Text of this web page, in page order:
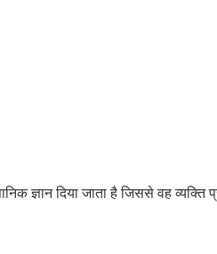
ज्ञान दिया जाता है जिससे वह व्यक्ति